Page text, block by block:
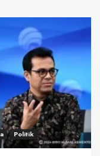
Politik